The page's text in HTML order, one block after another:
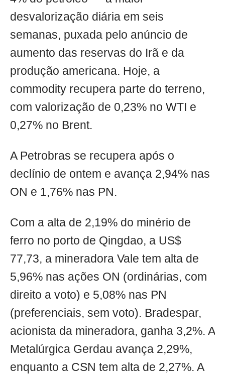
desvalorização diária em seis
semanas, puxada pelo anúncio de
aumento das reservas do Irã e da
produção americana. Hoje, a
commodity recupera parte do terreno,
com valorização de 0,23% no WTI e
0,27% no Brent.
A Petrobras se recupera após o
declínio de ontem e avança 2,94% nas
ON e 1,76% nas PN.
Com a alta de 2,19% do minério de
ferro no porto de Qingdao, a US$
77,73, a mineradora Vale tem alta de
5,96% nas ações ON (ordinárias, com
direito a voto) e 5,08% nas PN
(preferenciais, sem voto). Bradespar,
acionista da mineradora, ganha 3,2%. A
Metalúrgica Gerdau avança 2,29%,
enquanto a CSN tem alta de 2,27%. A